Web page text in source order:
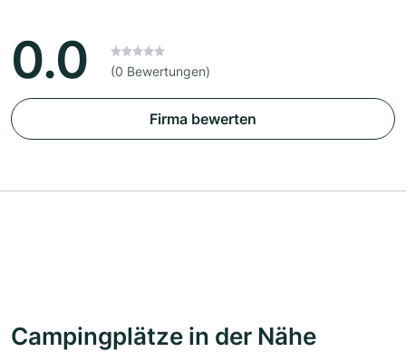
0.0 (0 Bewertungen)
Firma bewerten
Campingplätze in der Nähe